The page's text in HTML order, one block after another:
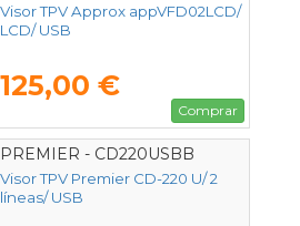
Visor TPV Approx appVFD02LCD/
LCD/ USB
125,00 €
Comprar
PREMIER - CD220USBB
Visor TPV Premier CD-220 U/ 2
líneas/ USB